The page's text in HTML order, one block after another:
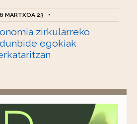
MARTXOA 23 •
zirkularreko
egokiak